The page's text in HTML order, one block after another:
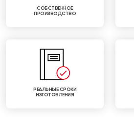
СОБСТВЕННОЕ
ПРОИЗВОДСТВО
РЕАЛЬНЫЕ СРОКИ
ИЗГОТОВЛЕНИЯ